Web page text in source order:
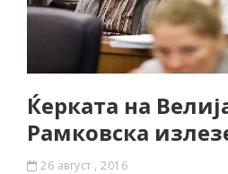
Ќерката на
Рамковска
26 август , 2016